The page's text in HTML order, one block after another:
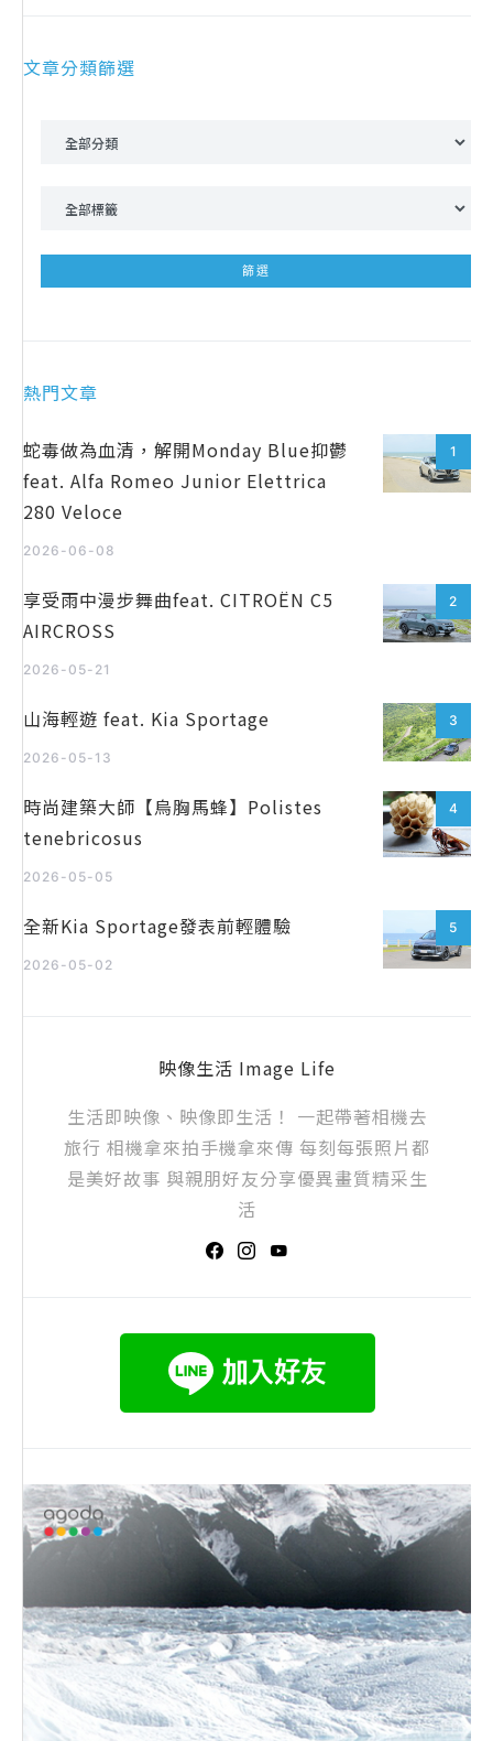
文章分類篩選
熱門文章
1
蛇毒做為血清，解開Monday Blue抑鬱
feat. Alfa Romeo Junior Elettrica
280 Veloce
2026-06-08
2
享受雨中漫步舞曲feat. CITROËN C5
AIRCROSS
2026-05-21
3
山海輕遊 feat. Kia Sportage
2026-05-13
4
時尚建築大師【烏胸馬蜂】Polistes
tenebricosus
2026-05-05
5
全新Kia Sportage發表前輕體驗
2026-05-02
映像生活 Image Life
生活即映像、映像即生活！ 一起帶著相機去
旅行 相機拿來拍手機拿來傳 每刻每張照片都
是美好故事 與親朋好友分享優異畫質精采生
活